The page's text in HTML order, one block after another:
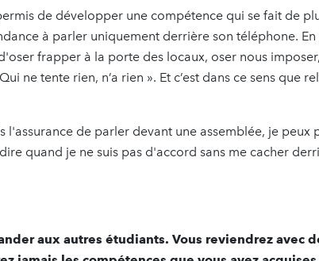
de développer une compétence qui se fait de
à parler uniquement derrière son téléphone. En
frapper à la porte des locaux, oser nous
ne tente rien, n’a rien ». Et c’est dans ce sens que
l'assurance de parler devant une assemblée, je peux
quand je ne suis pas d'accord sans me cacher
aux autres étudiants. Vous reviendrez avec